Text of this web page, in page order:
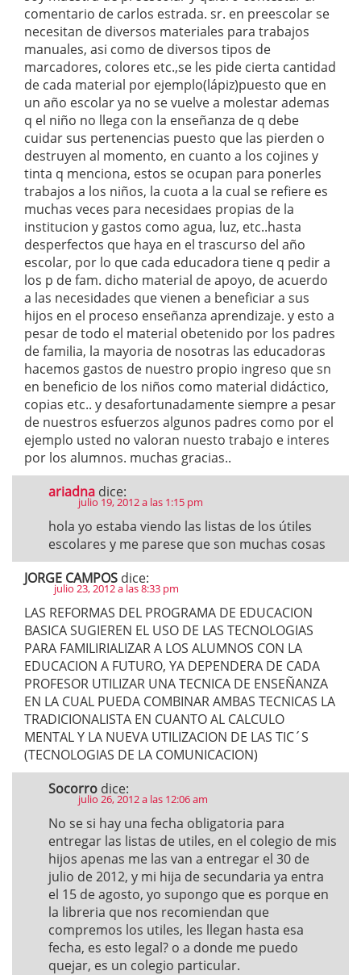
comentario de carlos estrada. sr. en preescolar se
necesitan de diversos materiales para trabajos
manuales, asi como de diversos tipos de
marcadores, colores etc.,se les pide cierta cantidad
de cada material por ejemplo(lápiz)puesto que en
un año escolar ya no se vuelve a molestar ademas
q el niño no llega con la enseñanza de q debe
cuidar sus pertenencias puesto que las pierden o
destruyen al momento, en cuanto a los cojines y
tinta q menciona, estos se ocupan para ponerles
trabajos a los niños, la cuota a la cual se refiere es
muchas veces para necesidaes propias de la
institucion y gastos como agua, luz, etc..hasta
desperfectos que haya en el trascurso del año
escolar, por lo que cada educadora tiene q pedir a
los p de fam. dicho material de apoyo, de acuerdo
a las necesidades que vienen a beneficiar a sus
hijos en el proceso enseñanza aprendizaje. y esto a
pesar de todo el material obetenido por los padres
de familia, la mayoria de nosotras las educadoras
hacemos gastos de nuestro propio ingreso que sn
en beneficio de los niños como material didáctico,
copias etc.. y desafortunadamente siempre a pesar
de nuestros esfuerzos algunos padres como por el
ejemplo usted no valoran nuesto trabajo e interes
por los alumnos. muchas gracias..
ariadna dice:
julio 19, 2012 a las 1:15 pm
hola yo estaba viendo las listas de los útiles
escolares y me parese que son muchas cosas
JORGE CAMPOS dice:
julio 23, 2012 a las 8:33 pm
LAS REFORMAS DEL PROGRAMA DE EDUCACION
BASICA SUGIEREN EL USO DE LAS TECNOLOGIAS
PARA FAMILIRIALIZAR A LOS ALUMNOS CON LA
EDUCACION A FUTURO, YA DEPENDERA DE CADA
PROFESOR UTILIZAR UNA TECNICA DE ENSEÑANZA
EN LA CUAL PUEDA COMBINAR AMBAS TECNICAS LA
TRADICIONALISTA EN CUANTO AL CALCULO
MENTAL Y LA NUEVA UTILIZACION DE LAS TIC´S
(TECNOLOGIAS DE LA COMUNICACION)
Socorro dice:
julio 26, 2012 a las 12:06 am
No se si hay una fecha obligatoria para
entregar las listas de utiles, en el colegio de mis
hijos apenas me las van a entregar el 30 de
julio de 2012, y mi hija de secundaria ya entra
el 15 de agosto, yo supongo que es porque en
la libreria que nos recomiendan que
compremos los utiles, les llegan hasta esa
fecha, es esto legal? o a donde me puedo
quejar, es un colegio particular.